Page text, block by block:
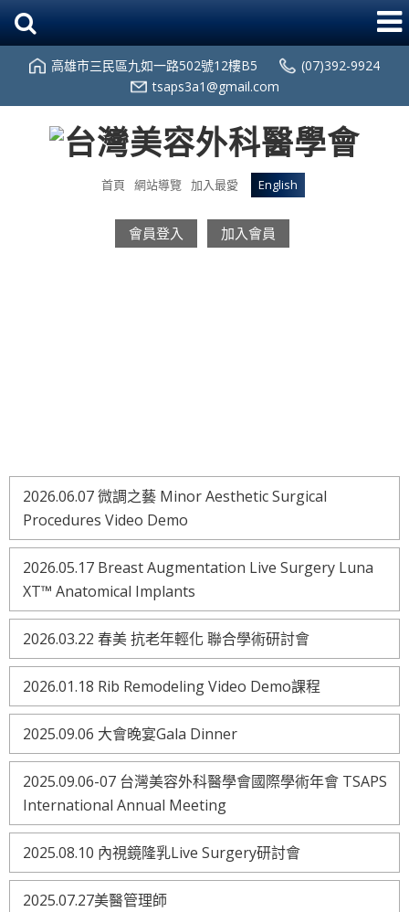
高雄市三民區九如一路502號12樓B5
(07)392-9924
tsaps3a1@gmail.com
首頁 網站導覽 加入最愛 English
會員登入 加入會員
2026.06.07 微調之藝 Minor Aesthetic Surgical
Procedures Video Demo
2026.05.17 Breast Augmentation Live Surgery Luna
XT™ Anatomical Implants
2026.03.22 春美 抗老年輕化 聯合學術研討會
2026.01.18 Rib Remodeling Video Demo課程
2025.09.06 大會晚宴Gala Dinner
2025.09.06-07 台灣美容外科醫學會國際學術年會 TSAPS
International Annual Meeting
2025.08.10 內視鏡隆乳Live Surgery研討會
2025.07.27美醫管理師